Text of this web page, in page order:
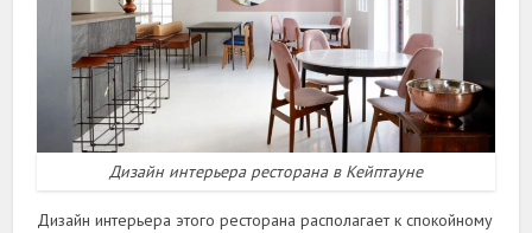
Дизайн интерьера ресторана в Кейптауне
Дизайн интерьера этого ресторана располагает к спокойному